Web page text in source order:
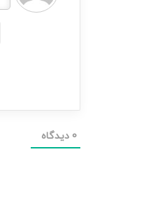
0 دیدگاه